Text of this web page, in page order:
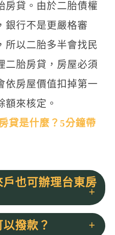
房貸。由於二胎債權
銀行不是更嚴格審
所以二胎多半會找民
二胎房貸，房屋必須
依房屋價值扣掉第一
額來核定。
貸是什麼？5分鐘帶
也可辦理台東房
撥款？